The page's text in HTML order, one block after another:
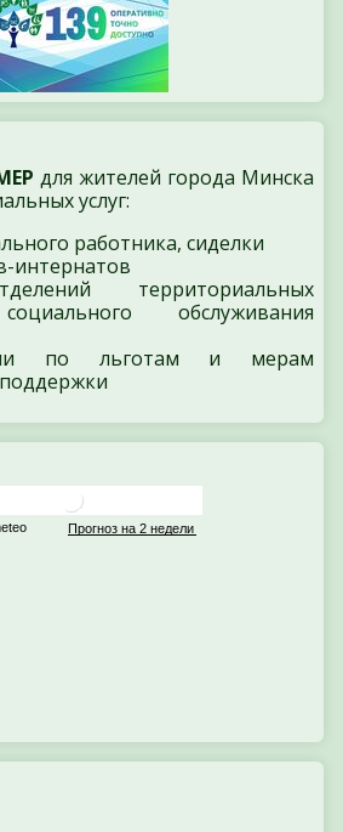
для жителей города Минска
услуг:
работника, сиделки
интернатов
территориальных
обслуживания
по льготам и мерам